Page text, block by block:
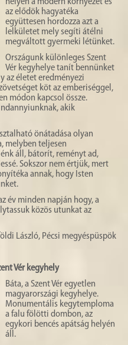
az elődök hagyatéka
együttesen hordozza azt a
lelkületet mely segíti átélni
megváltott gyermeki létünket.
Országunk különleges Szent
Vér kegyhelye tanít bennünket
az életet eredményezi
köt az emberiséggel,
módon kapcsol össze.
akik
önátadása olyan
melyben teljesen
áll, bátorít, reményt ad,
Sokszor nem értjük, mert
annak, hogy Isten
év minden napján hogy, a
közös utunkat az
László, Pécsi megyéspüspök
Vér kegyhely
Báta, a Szent Vér egyetlen
magyarországi kegyhelye.
Monumentális kegytemploma
a falu fölötti dombon, az
egykori bencés apátság helyén
áll.